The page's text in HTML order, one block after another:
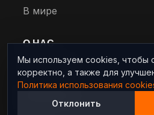
Независимый информационно-
проект, освещающий
события в мире.
Мы используем cookies, чтобы
корректно, а также для
Политика использования
Отклонить